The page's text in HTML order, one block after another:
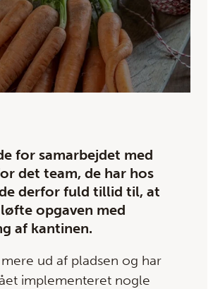
for samarbejdet med
det team, de har hos
derfor fuld tillid til, at
opgaven med
af kantinen.
ud af pladsen og har
implementeret nogle